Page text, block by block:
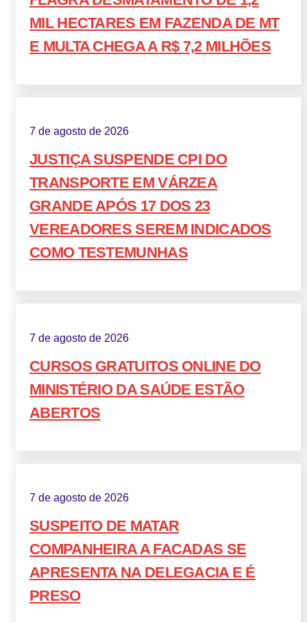
MIL HECTARES EM FAZENDA DE MT
E MULTA CHEGA A R$ 7,2 MILHÕES
7 de agosto de 2026
JUSTIÇA SUSPENDE CPI DO
TRANSPORTE EM VÁRZEA
GRANDE APÓS 17 DOS 23
VEREADORES SEREM INDICADOS
COMO TESTEMUNHAS
7 de agosto de 2026
CURSOS GRATUITOS ONLINE DO
MINISTÉRIO DA SAÚDE ESTÃO
ABERTOS
7 de agosto de 2026
SUSPEITO DE MATAR
COMPANHEIRA A FACADAS SE
APRESENTA NA DELEGACIA E É
PRESO